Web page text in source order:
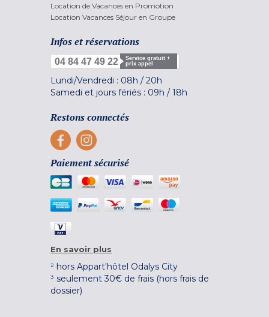
Location de Vacances en Promotion
Location Vacances Séjour en Groupe
Infos et réservations
04 84 47 49 22
Service gratuit +
prix appel
Lundi/Vendredi : 08h / 20h
Samedi et jours fériés : 09h / 18h
Restons connectés
Paiement sécurisé
En savoir plus
² hors Appart'hôtel Odalys City
³ seulement 30€ de frais (hors frais de
dossier)